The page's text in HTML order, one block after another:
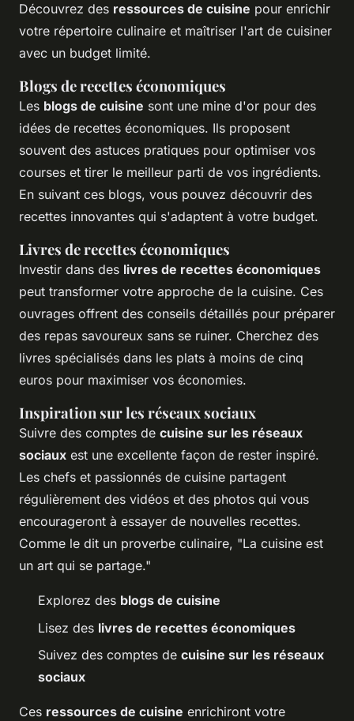
Découvrez des ressources de cuisine pour enrichir
votre répertoire culinaire et maîtriser l'art de cuisiner
avec un budget limité.
Blogs de recettes économiques
Les blogs de cuisine sont une mine d'or pour des
idées de recettes économiques. Ils proposent
souvent des astuces pratiques pour optimiser vos
courses et tirer le meilleur parti de vos ingrédients.
En suivant ces blogs, vous pouvez découvrir des
recettes innovantes qui s'adaptent à votre budget.
Livres de recettes économiques
Investir dans des livres de recettes économiques
peut transformer votre approche de la cuisine. Ces
ouvrages offrent des conseils détaillés pour préparer
des repas savoureux sans se ruiner. Cherchez des
livres spécialisés dans les plats à moins de cinq
euros pour maximiser vos économies.
Inspiration sur les réseaux sociaux
Suivre des comptes de cuisine sur les réseaux
sociaux est une excellente façon de rester inspiré.
Les chefs et passionnés de cuisine partagent
régulièrement des vidéos et des photos qui vous
encourageront à essayer de nouvelles recettes.
Comme le dit un proverbe culinaire, "La cuisine est
un art qui se partage."
Explorez des blogs de cuisine
Lisez des livres de recettes économiques
Suivez des comptes de cuisine sur les réseaux
sociaux
Ces ressources de cuisine enrichiront votre